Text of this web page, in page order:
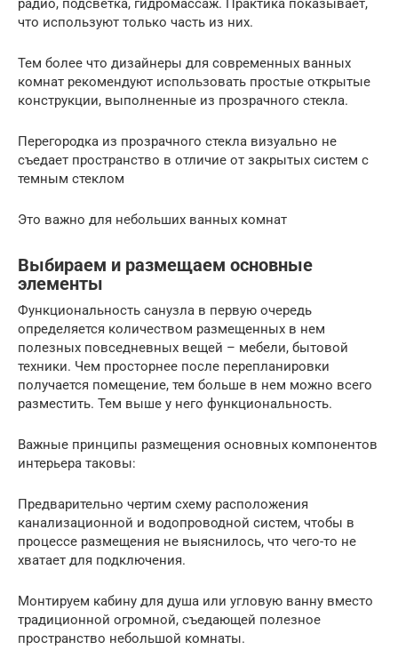
радио, подсветка, гидромассаж. Практика показывает,
что используют только часть из них.
Тем более что дизайнеры для современных ванных
комнат рекомендуют использовать простые открытые
конструкции, выполненные из прозрачного стекла.
Перегородка из прозрачного стекла визуально не
съедает пространство в отличие от закрытых систем с
темным стеклом
Это важно для небольших ванных комнат
Выбираем и размещаем основные
элементы
Функциональность санузла в первую очередь
определяется количеством размещенных в нем
полезных повседневных вещей – мебели, бытовой
техники. Чем просторнее после перепланировки
получается помещение, тем больше в нем можно всего
разместить. Тем выше у него функциональность.
Важные принципы размещения основных компонентов
интерьера таковы:
Предварительно чертим схему расположения
канализационной и водопроводной систем, чтобы в
процессе размещения не выяснилось, что чего-то не
хватает для подключения.
Монтируем кабину для душа или угловую ванну вместо
традиционной огромной, съедающей полезное
пространство небольшой комнаты.